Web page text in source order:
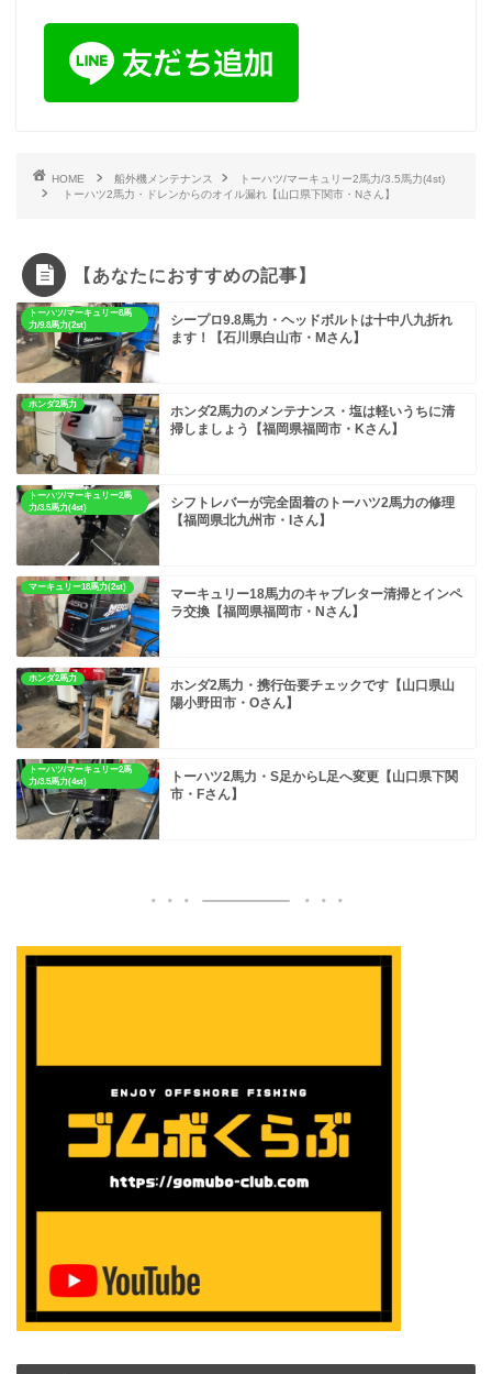
HOME 船外機メンテナンス
トーハツ/マーキュリー2馬力/3.5馬力(4st)
トーハツ2馬力・ドレンからのオイル漏れ【山口県下関市・Nさん】
【あなたにおすすめの記事】
トーハツ/マーキュリー8馬
力/9.8馬力(2st)
シープロ9.8馬力・ヘッドボルトは十中八九折れ
ます！【石川県白山市・Mさん】
ホンダ2馬力
ホンダ2馬力のメンテナンス・塩は軽いうちに清
掃しましょう【福岡県福岡市・Kさん】
トーハツ/マーキュリー2馬
力/3.5馬力(4st)
シフトレバーが完全固着のトーハツ2馬力の修理
【福岡県北九州市・Iさん】
マーキュリー18馬力(2st)
マーキュリー18馬力のキャブレター清掃とインペ
ラ交換【福岡県福岡市・Nさん】
ホンダ2馬力
ホンダ2馬力・携行缶要チェックです【山口県山
陽小野田市・Oさん】
トーハツ/マーキュリー2馬
力/3.5馬力(4st)
トーハツ2馬力・S足からL足へ変更【山口県下関
市・Fさん】